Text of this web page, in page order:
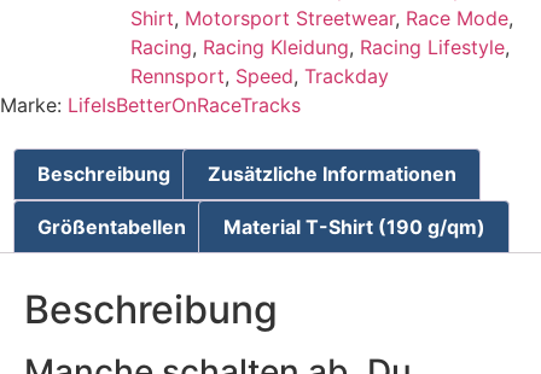
Shirt, Motorsport Streetwear, Race Mode,
Racing, Racing Kleidung, Racing Lifestyle,
Rennsport, Speed, Trackday
Marke: LifeIsBetterOnRaceTracks
Beschreibung Zusätzliche Informationen
Größentabellen Material T-Shirt (190 g/qm)
Beschreibung